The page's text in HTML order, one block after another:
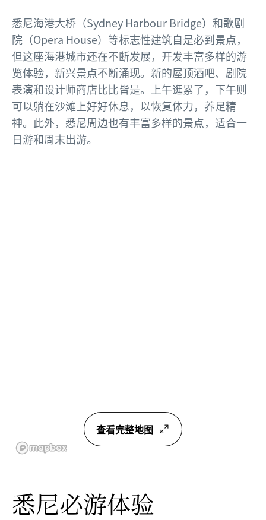
悉尼海港大桥（Sydney Harbour Bridge）和歌剧
院（Opera House）等标志性建筑自是必到景点，
但这座海港城市还在不断发展，开发丰富多样的游
览体验，新兴景点不断涌现。新的屋顶酒吧、剧院
表演和设计师商店比比皆是。上午逛累了，下午则
可以躺在沙滩上好好休息，以恢复体力，养足精
神。此外，悉尼周边也有丰富多样的景点，适合一
日游和周末出游。
查看完整地图
悉尼必游体验